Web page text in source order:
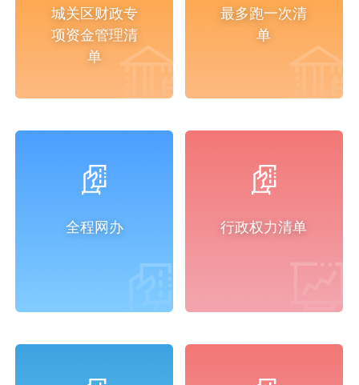
城关区财政专
项资金管理清
单
最多跑一次清
单
全程网办 行政权力清单